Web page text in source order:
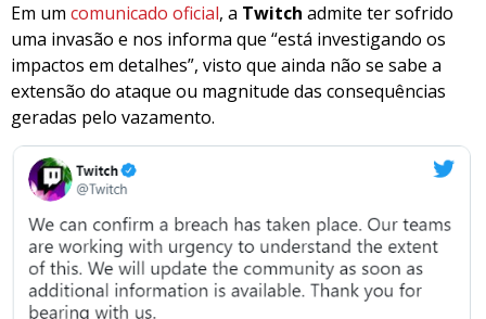
Em um comunicado oficial, a Twitch admite ter sofrido
uma invasão e nos informa que “está investigando os
impactos em detalhes”, visto que ainda não se sabe a
extensão do ataque ou magnitude das consequências
geradas pelo vazamento.